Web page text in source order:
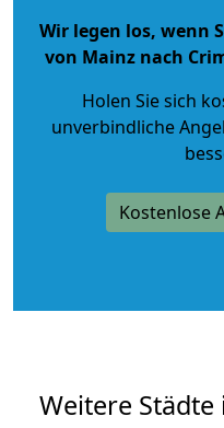
Wir legen los, wenn
von Mainz nach
Holen Sie sich
unverbindliche
Kostenlose
Weitere